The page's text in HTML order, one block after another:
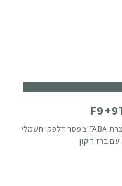
צ'יפסר דלפקי חשמלי דגם: F9+9TS – תוצרת FABA צ'פסר דלפקי חשמלי